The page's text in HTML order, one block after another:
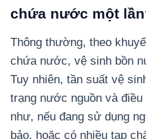
chứa nước một
Thông thường, theo
chứa nước, vệ sinh bồn
Tuy nhiên, tần suất vệ
trạng nước nguồn và
như, nếu đang sử dụng
bảo, hoặc có nhiều tạp